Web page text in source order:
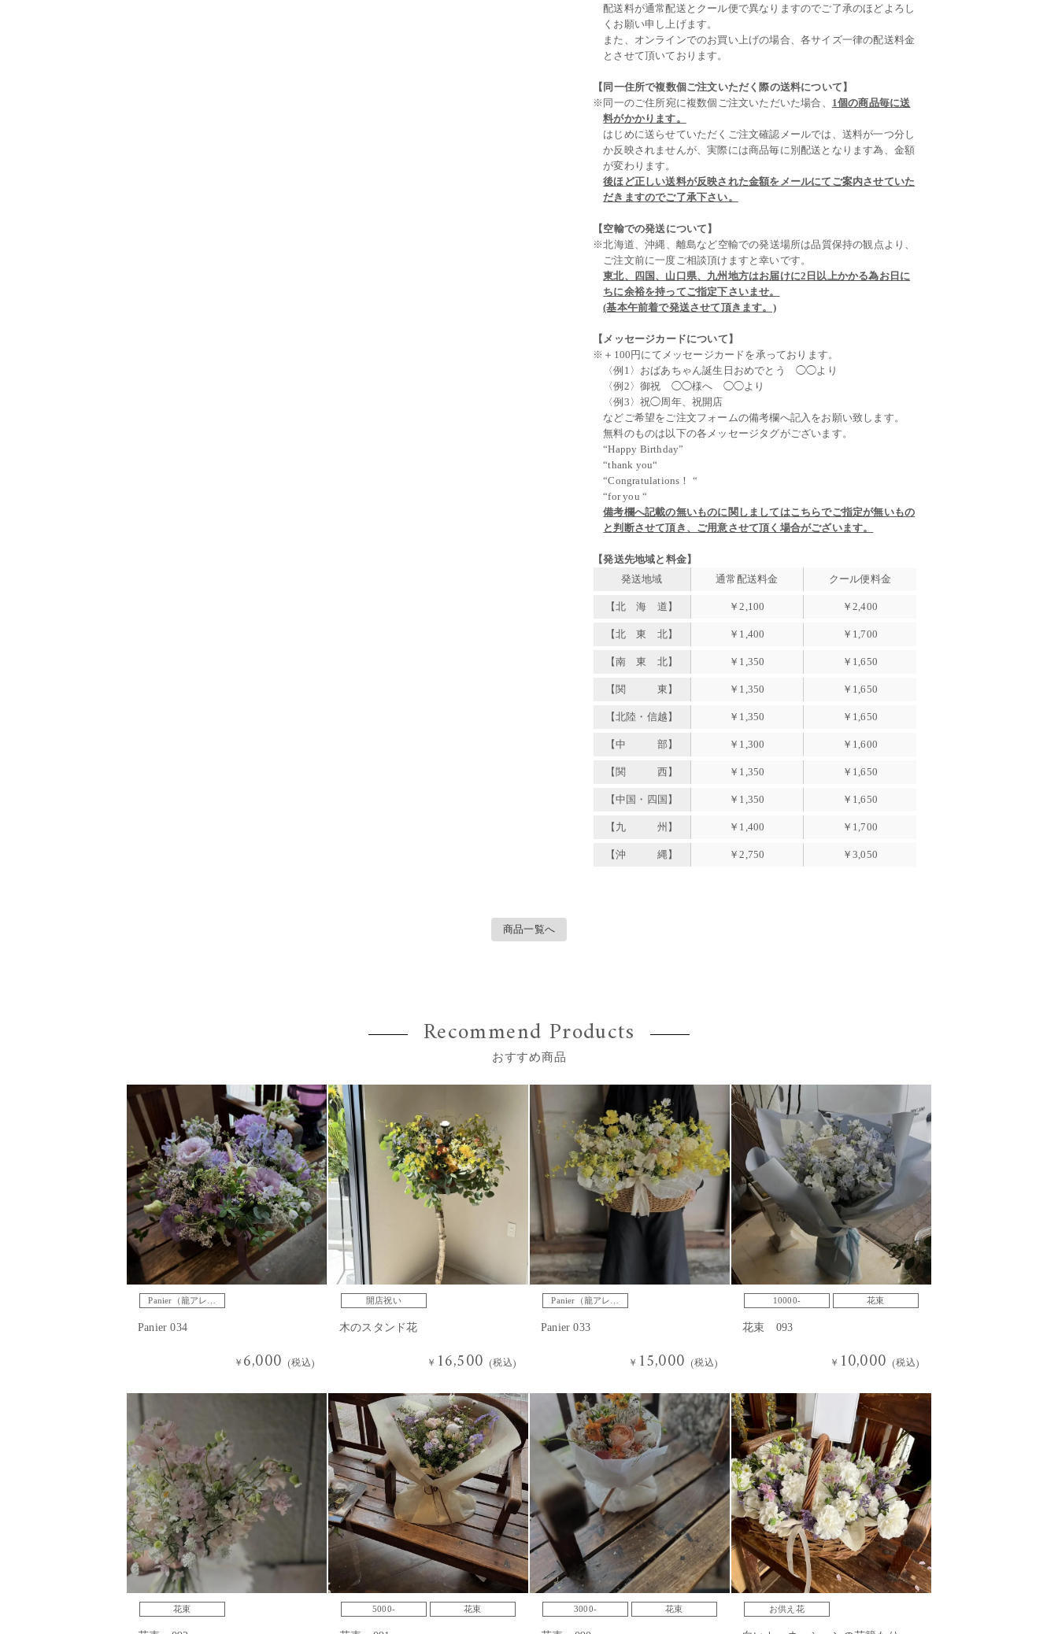
配送料が通常配送とクール便で異なりますのでご了承のほどよろし
くお願い申し上げます。
また、オンラインでのお買い上げの場合、各サイズ一律の配送料金
とさせて頂いております。
【同一住所で複数個ご注文いただく際の送料について】
※同一のご住所宛に複数個ご注文いただいた場合、 1個の商品毎に送
料がかかります。
はじめに送らせていただくご注文確認メールでは、送料が一つ分し
か反映されませんが、実際には商品毎に別配送となります為、金額
が変わります。
後ほど正しい送料が反映された金額をメールにてご案内させていた
だきますのでご了承下さい。
【空輸での発送について】
※北海道、沖縄、離島など空輸での発送場所は品質保持の観点より、
ご注文前に一度ご相談頂けますと幸いです。
東北、四国、山口県、九州地方はお届けに2日以上かかる為お日に
ちに余裕を持ってご指定下さいませ。
(基本午前着で発送させて頂きます。)
【メッセージカードについて】
※＋100円にてメッセージカードを承っております。
〈例1〉おばあちゃん誕生日おめでとう ◯◯より
〈例2〉御祝 ◯◯様へ ◯◯より
〈例3〉祝◯周年、祝開店
などご希望をご注文フォームの備考欄へ記入をお願い致します。
無料のものは以下の各メッセージタグがございます。
“Happy Birthday”
“thank you“
“Congratulations！ “
“for you “
備考欄へ記載の無いものに関しましてはこちらでご指定が無いもの
と判断させて頂き、ご用意させて頂く場合がございます。
【発送先地域と料金】
発送地域
通常配送料金 クール便料金
【北 海 道】 ￥2,100 ￥2,400
【北 東 北】 ￥1,400 ￥1,700
【南 東 北】 ￥1,350 ￥1,650
【関 東】 ￥1,350 ￥1,650
【北陸・信越】 ￥1,350 ￥1,650
【中 部】 ￥1,300 ￥1,600
【関 西】 ￥1,350 ￥1,650
【中国・四国】 ￥1,350 ￥1,650
【九 州】 ￥1,400 ￥1,700
【沖 縄】 ￥2,750 ￥3,050
商品一覧へ
Recommend Products
おすすめ商品
Panier（籠アレン
Panier 034
￥6,000 (税込)
開店祝い
木のスタンド花
￥ 16,500 (税込)
Panier（籠アレン
Panier 033
￥ 15,000 (税込)
10000- 花束
花束 093
￥ 10,000 (税込)
花束 5000- 花束 3000- 花束 お供え花